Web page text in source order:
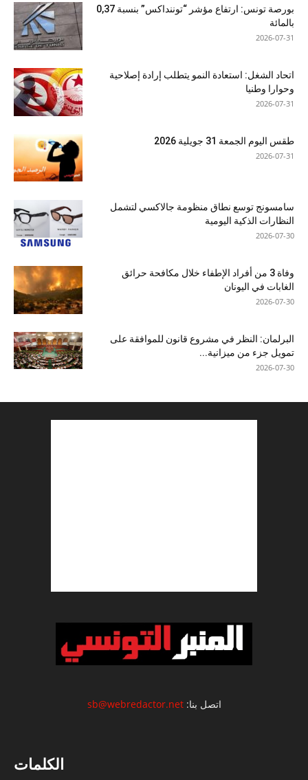
بورصة تونس: ارتفاع مؤشر “توننداكس” بنسبة 0,37
بالمائة
2026-07-31
اتحاد الشغل: استعادة النمو يتطلب إرادة إصلاحية
وحوارا وطنيا
2026-07-31
طقس اليوم الجمعة 31 جويلية 2026
2026-07-31
سامسونج توسع نطاق منظومة جالاكسي لتشمل
النظارات الذكية اليومية
2026-07-30
وفاة 3 من أفراد الإطفاء خلال مكافحة حرائق
الغابات في اليونان
2026-07-30
البرلمان: النظر في مشروع قانون للموافقة على
تمويل جزء من ميزانية...
2026-07-30
اتصل بنا:sb@webredactor.net
الكلمات